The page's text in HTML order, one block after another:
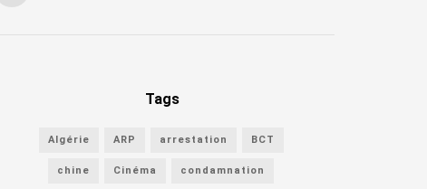
Tags
Algérie ARP arrestation BCT
chine Cinéma condamnation